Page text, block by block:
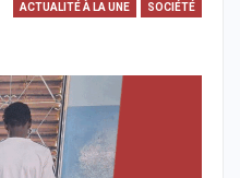
ACTUALITÉ À LA UNE SOCIÉTÉ